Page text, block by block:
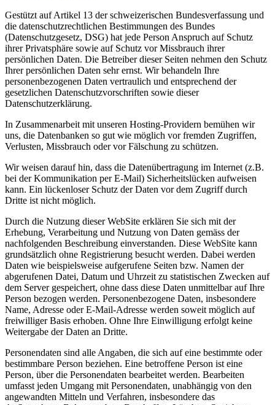
Gestützt auf Artikel 13 der schweizerischen Bundesverfassung und
die datenschutzrechtlichen Bestimmungen des Bundes
(Datenschutzgesetz, DSG) hat jede Person Anspruch auf Schutz
ihrer Privatsphäre sowie auf Schutz vor Missbrauch ihrer
persönlichen Daten. Die Betreiber dieser Seiten nehmen den Schutz
Ihrer persönlichen Daten sehr ernst. Wir behandeln Ihre
personenbezogenen Daten vertraulich und entsprechend der
gesetzlichen Datenschutzvorschriften sowie dieser
Datenschutzerklärung.
In Zusammenarbeit mit unseren Hosting-Providern bemühen wir
uns, die Datenbanken so gut wie möglich vor fremden Zugriffen,
Verlusten, Missbrauch oder vor Fälschung zu schützen.
Wir weisen darauf hin, dass die Datenübertragung im Internet (z.B.
bei der Kommunikation per E-Mail) Sicherheitslücken aufweisen
kann. Ein lückenloser Schutz der Daten vor dem Zugriff durch
Dritte ist nicht möglich.
Durch die Nutzung dieser WebSite erklären Sie sich mit der
Erhebung, Verarbeitung und Nutzung von Daten gemäss der
nachfolgenden Beschreibung einverstanden. Diese WebSite kann
grundsätzlich ohne Registrierung besucht werden. Dabei werden
Daten wie beispielsweise aufgerufene Seiten bzw. Namen der
abgerufenen Datei, Datum und Uhrzeit zu statistischen Zwecken auf
dem Server gespeichert, ohne dass diese Daten unmittelbar auf Ihre
Person bezogen werden. Personenbezogene Daten, insbesondere
Name, Adresse oder E-Mail-Adresse werden soweit möglich auf
freiwilliger Basis erhoben. Ohne Ihre Einwilligung erfolgt keine
Weitergabe der Daten an Dritte.
Personendaten sind alle Angaben, die sich auf eine bestimmte oder
bestimmbare Person beziehen. Eine betroffene Person ist eine
Person, über die Personendaten bearbeitet werden. Bearbeiten
umfasst jeden Umgang mit Personendaten, unabhängig von den
angewandten Mitteln und Verfahren, insbesondere das